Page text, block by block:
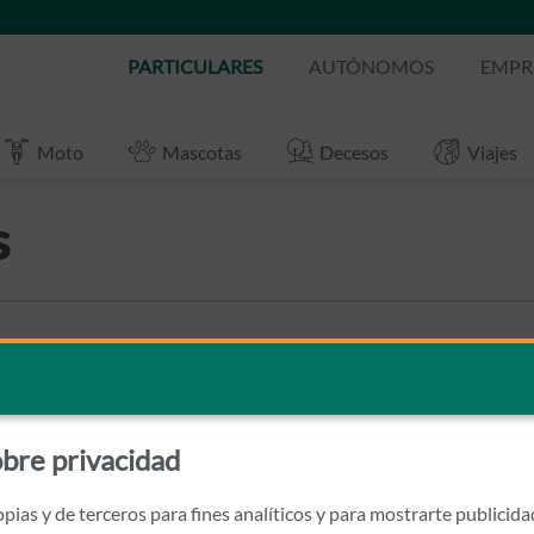
PARTICULARES
Moto Mascotas Decesos Viajes
AUTÓNOMOS
privacidad
y de terceros para fines analíticos y para mostrarte